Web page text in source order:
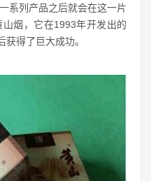
系列产品之后就会在这一片
烟，它在1993年开发出的
获得了巨大成功。